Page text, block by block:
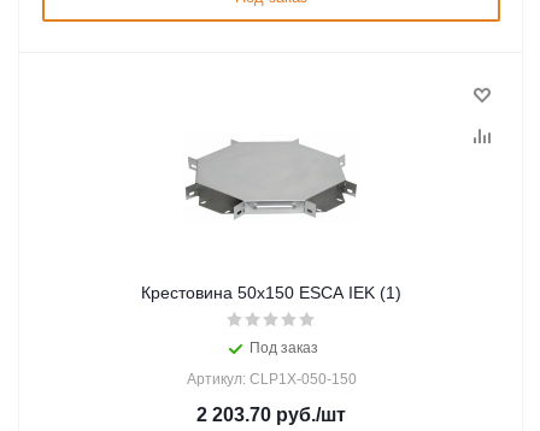
Крестовина 50х150 ESCA IEK (1)
Под заказ
Артикул: CLP1X-050-150
2 203.70 руб./шт